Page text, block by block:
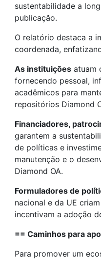
sustentabilidade a
publicação.
O relatório destaca a
coordenada,
As instituições atuam
fornecendo pessoal,
acadêmicos para
repositórios Diamond
Financiadores,
garantem a
de políticas e
manutenção e o
Diamond OA.
Formuladores de
nacional e da UE
incentivam a adoção
== Caminhos para
Para promover um